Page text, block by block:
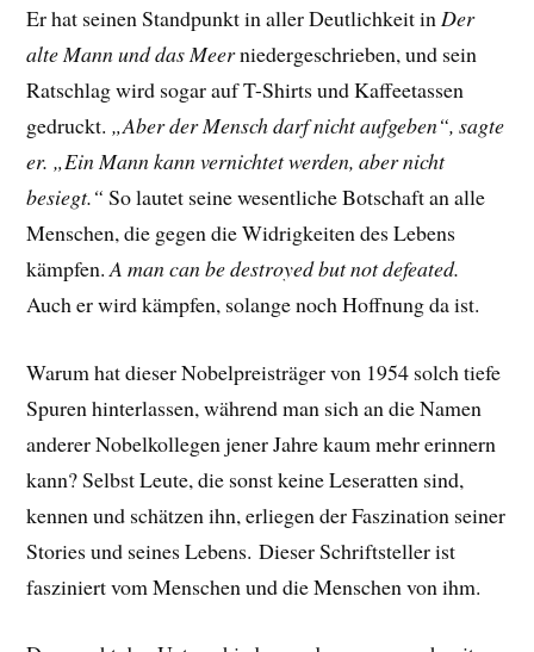
Er hat seinen Standpunkt in aller Deutlichkeit in Der
alte Mann und das Meerniedergeschrieben, und sein
Ratschlag wird sogar auf T-Shirts und Kaffeetassen
gedruckt. „Aber der Mensch darf nicht aufgeben“, sagte
er. „Ein Mann kann vernichtet werden, aber nicht
besiegt.“So lautet seine wesentliche Botschaft an alle
Menschen, die gegen die Widrigkeiten des Lebens
kämpfen. A man can be destroyed but not defeated.
Auch er wird kämpfen, solange noch Hoffnung da ist.
Warum hat dieser Nobelpreisträger von 1954 solch tiefe
Spuren hinterlassen, während man sich an die Namen
anderer Nobelkollegen jener Jahre kaum mehr erinnern
kann? Selbst Leute, die sonst keine Leseratten sind,
kennen und schätzen ihn, erliegen der Faszination seiner
Stories und seines Lebens. Dieser Schriftsteller ist
fasziniert vom Menschen und die Menschen von ihm.